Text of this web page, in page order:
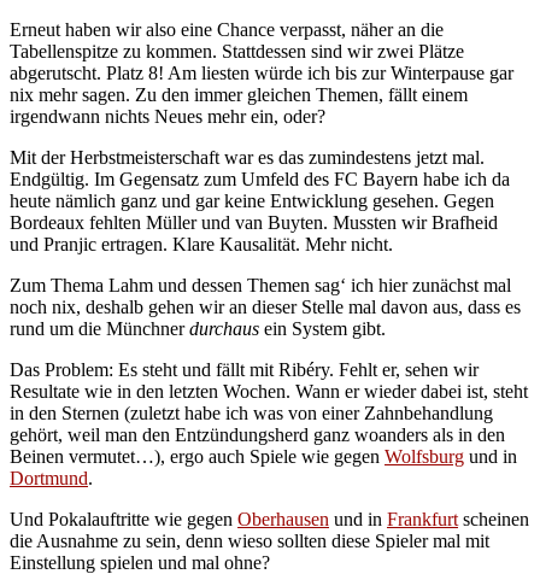
Erneut haben wir also eine Chance verpasst, näher an die
Tabellenspitze zu kommen. Stattdessen sind wir zwei Plätze
abgerutscht. Platz 8! Am liesten würde ich bis zur Winterpause gar
nix mehr sagen. Zu den immer gleichen Themen, fällt einem
irgendwann nichts Neues mehr ein, oder?
Mit der Herbstmeisterschaft war es das zumindestens jetzt mal.
Endgültig. Im Gegensatz zum Umfeld des FC Bayern habe ich da
heute nämlich ganz und gar keine Entwicklung gesehen. Gegen
Bordeaux fehlten Müller und van Buyten. Mussten wir Brafheid
und Pranjic ertragen. Klare Kausalität. Mehr nicht.
Zum Thema Lahm und dessen Themen sag‘ ich hier zunächst mal
noch nix, deshalb gehen wir an dieser Stelle mal davon aus, dass es
rund um die Münchnerdurchaus ein System gibt.
Das Problem: Es steht und fällt mit Ribéry. Fehlt er, sehen wir
Resultate wie in den letzten Wochen. Wann er wieder dabei ist, steht
in den Sternen (zuletzt habe ich was von einer Zahnbehandlung
gehört, weil man den Entzündungsherd ganz woanders als in den
Beinen vermutet…), ergo auch Spiele wie gegen Wolfsburg und in
Dortmund.
Und Pokalauftritte wie gegen Oberhausen und in Frankfurt scheinen
die Ausnahme zu sein, denn wieso sollten diese Spieler mal mit
Einstellung spielen und mal ohne?